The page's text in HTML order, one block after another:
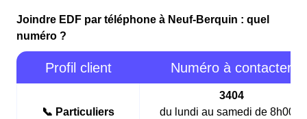
Joindre EDF par téléphone à Neuf-Berquin : quel
numéro ?
Profil client Numéro à contacter
📞 Particuliers
3404
du lundi au samedi de 8h00 à